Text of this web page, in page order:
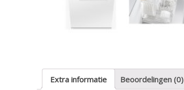
Extra informatie Beoordelingen (0)